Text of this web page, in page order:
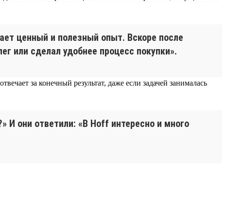
ценный и полезный опыт. Вскоре после
или сделал удобнее процесс покупки».
за конечный результат, даже если задачей занималась
они ответили: «В Hoff интересно и много